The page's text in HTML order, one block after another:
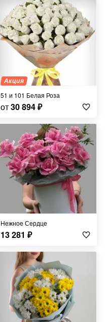
Акция
51 и 101 Белая Роза
от30 894₽
Нежное Сердце
13 281 ₽